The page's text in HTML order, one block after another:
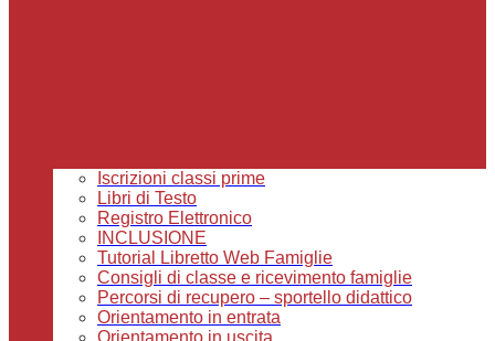
Iscrizioni classi prime
Libri di Testo
Registro Elettronico
INCLUSIONE
Tutorial Libretto Web Famiglie
Consigli di classe e ricevimento famiglie
Percorsi di recupero – sportello didattico
Orientamento in entrata